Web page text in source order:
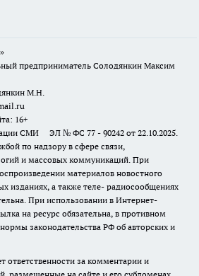
предприниматель Солодянкин Максим
М.Н.
16+
СМИ ЭЛ № ФС 77 - 90242 от 22.10.2025.
по надзору в сфере связи,
и массовых коммуникаций. При
материалов новостного
изданиях, а также теле- радиосообщениях
При использовании в Интернет-
на ресурс обязательна, в противном
законодательства РФ об авторских и
ответственности за комментарии и